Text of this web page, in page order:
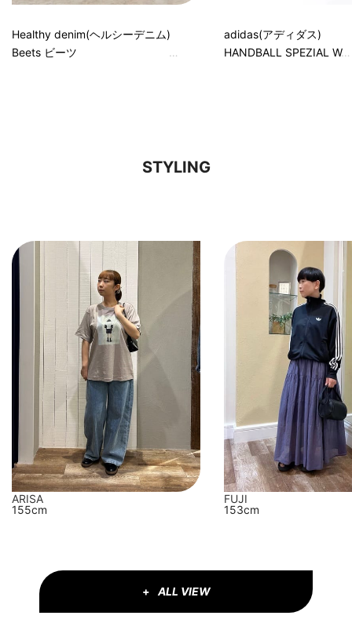
Healthy denim(ヘルシーデニム)
Beets ビーツ
adidas(アディダス)
HANDBALL SPEZIAL W
STYLING
ARISA
155cm
FUJI
153cm
ALL VIEW